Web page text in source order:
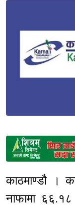
काठमाण्डौ ।
नाफामा